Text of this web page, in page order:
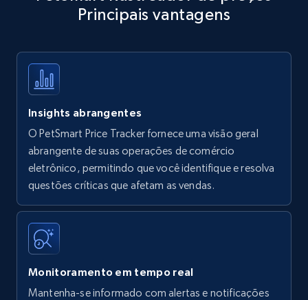
Title, Seller name, Brand, Description, Initial
35.2K+
Amazon products - find products by using
upc numbers
Title, Seller name, Brand, Description, Initial
price, Currency, Availability, Reviews count, and
35.2K+
Principais vantagens
Insights abrangentes
O PetSmart Price Tracker fornece uma visão geral
abrangente de suas operações de comércio
eletrônico, permitindo que você identifique e resolva
questões críticas que afetam as vendas.
Monitoramento em tempo real
Mantenha-se informado com alertas e notificações